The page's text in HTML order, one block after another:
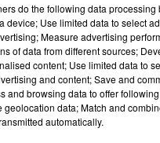
do the following data
device; Use limited data to select
Measure advertising
of data from different sources;
content; Use limited data to
and content; Save and
and browsing data to offer
data; Match and
automatically.